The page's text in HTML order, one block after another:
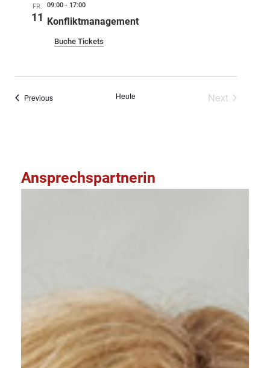
FR.
11
09:00- 17:00
Konfliktmanagement
Buche Tickets
PreviousVeranstaltungen Heute Next
Ansprechspartnerin